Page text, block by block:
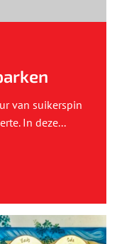
van suikerspin
In deze...